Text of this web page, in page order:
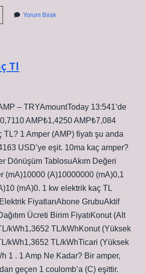
Yorum Bırak
Tl
– TRYAmountToday 13:541’de
AMP₺1,4250 AMP₺7,084
TL? 1 Amper (AMP) fiyatı şu anda
USD’ye eşit. 10ma kaç amper?
Dönüşüm TablosuAkım Değeri
(mA)10000 (A)10000000 (mA)0,1
(mA)0. 1 kw elektrik kaç TL
FiyatlarıAbone GrubuAktif
Ücreti Birim FiyatıKonut (Alt
kWh1,3652 TL/kWhKonut (Yüksek
kWh1,3652 TL/kWhTicari (Yüksek
1 . 1 Amp Ne Kadar? Bir amper,
geçen 1 coulomb’a (C) eşittir.